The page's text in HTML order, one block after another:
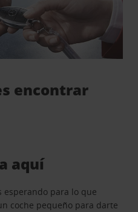
encontrar
aquí
esperando para lo que
coche pequeño para darte